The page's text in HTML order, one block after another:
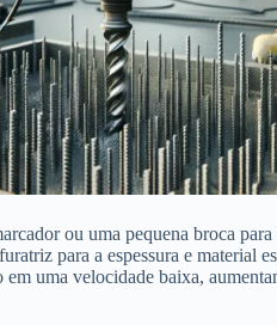
ou uma pequena broca
para a espessura e material
em uma velocidade baixa,